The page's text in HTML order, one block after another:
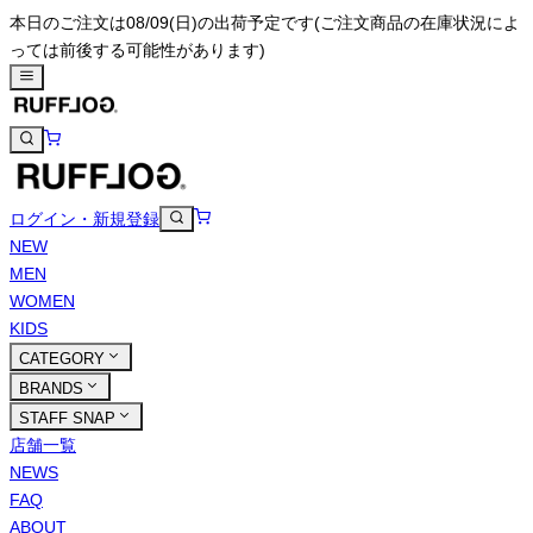
本日のご注文は08/09(日)の出荷予定です(ご注文商品の在庫状況によ
っては前後する可能性があります)
ログイン・新規登録
NEW
MEN
WOMEN
KIDS
CATEGORY
BRANDS
STAFF SNAP
店舗一覧
NEWS
FAQ
ABOUT